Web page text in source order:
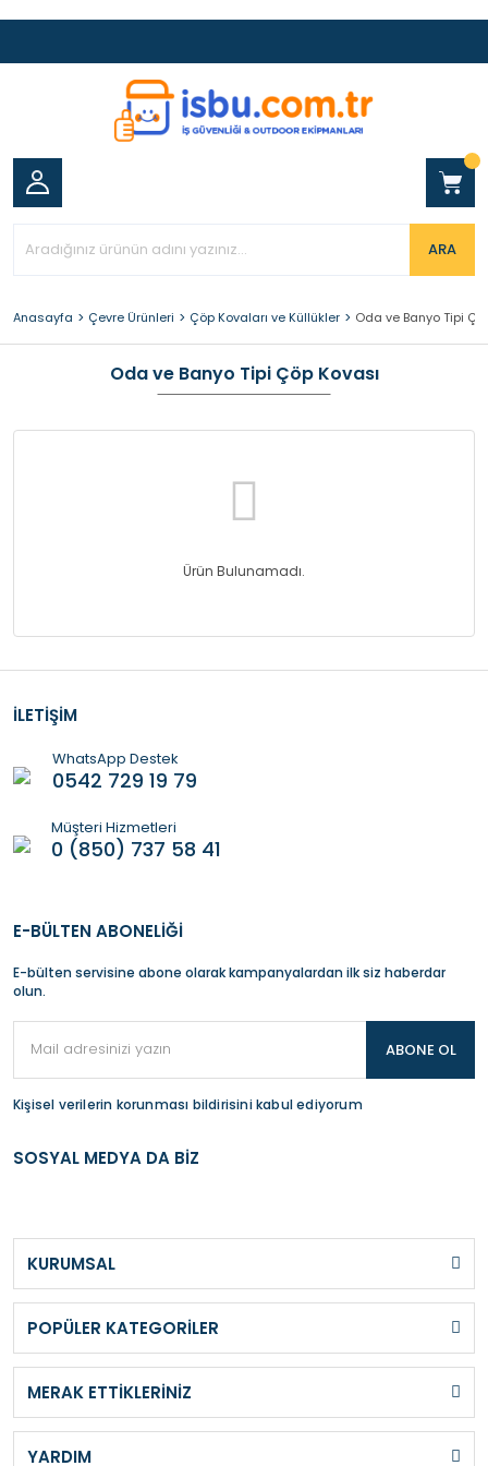
ARA
Anasayfa Çevre Ürünleri Çöp Kovaları ve Küllükler Oda ve Banyo Tipi
Oda ve Banyo Tipi Çöp Kovası
Ürün Bulunamadı.
İLETİŞİM
WhatsApp Destek
0542 729 19 79
Müşteri Hizmetleri
0 (850) 737 58 41
E-BÜLTEN ABONELİĞİ
E-bülten servisine abone olarak kampanyalardan ilk siz haberdar
olun.
ABONE OL
Kişisel verilerin korunması bildirisini kabul ediyorum
SOSYAL MEDYA DA BİZ
KURUMSAL
POPÜLER KATEGORİLER
MERAK ETTİKLERİNİZ
YARDIM